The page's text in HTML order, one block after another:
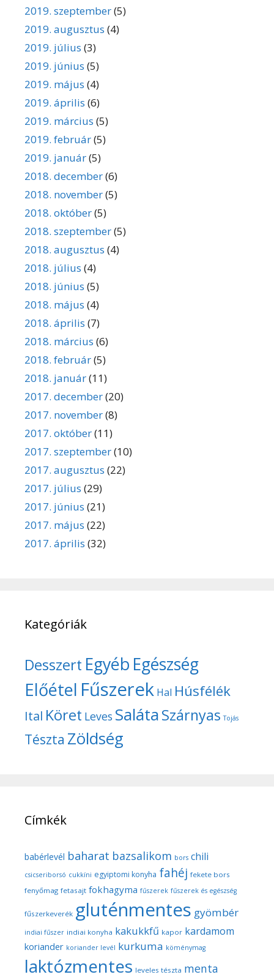
2019. szeptember(5)
2019. augusztus (4)
2019. július (3)
2019. június (5)
2019. május (4)
2019. április (6)
2019. március (5)
2019. február(5)
2019. január(5)
2018. december(6)
2018. november(5)
2018. október(5)
2018. szeptember(5)
2018. augusztus (4)
2018. július (4)
2018. június (5)
2018. május (4)
2018. április (7)
2018. március (6)
2018. február(5)
2018. január(11)
2017. december(20)
2017. november(8)
2017. október(11)
2017. szeptember(10)
2017. augusztus (22)
2017. július (29)
2017. június (21)
2017. május (22)
2017. április (32)
Kategóriák
Desszert Egyéb Egészség
Előétel Fűszerek Hal Húsfélék
Ital Köret Leves SalátaSzárnyas Tojás
Tészta Zöldség
Címkék
babérlevél baharat bazsalikom bors chili
csicseriborsó cukkíni egyiptomi konyha fahéj fekete bors
fenyőmag fetasajt fokhagyma fűszerek fűszerek és egészség
fűszerkeverék gluténmentes gyömbér
indiai fűszer indiai konyha kakukkfű kapor kardamom
koriander koriander levél kurkuma köménymag
laktózmentes leveles tészta menta